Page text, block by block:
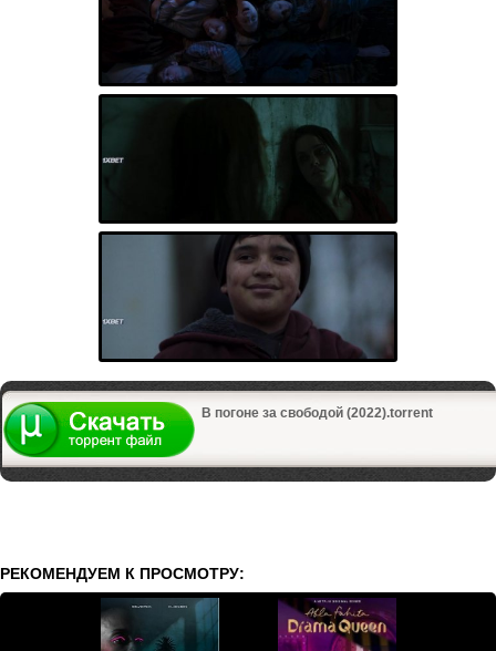
В погоне за свободой (2022).torrent
РЕКОМЕНДУЕМ К ПРОСМОТРУ: